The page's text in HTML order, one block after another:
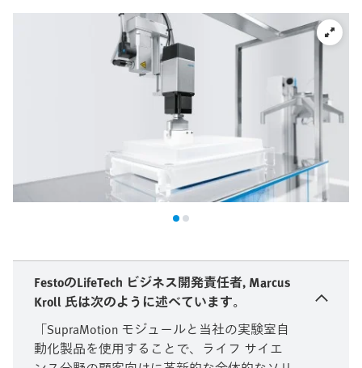
FestoのLifeTech ビジネス開発責任者, Marcus
Kroll 氏は次のように述べています。
「SupraMotion モジュールと当社の実験室自
動化製品を使用することで、ライフ サイエ